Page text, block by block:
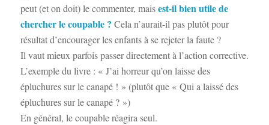
peut (et on doit) le commenter, maisest-il bien utile de
chercher le coupable ? Cela n’aurait-il pas plutôt pour
résultat d’encourager les enfants à se rejeter la faute ?
Il vaut mieux parfois passer directement à l’action corrective.
L’exemple du livre : « J’ai horreur qu’on laisse des
épluchures sur le canapé ! » (plutôt que « Qui a laissé des
épluchures sur le canapé ? »)
En général, le coupable réagira seul.